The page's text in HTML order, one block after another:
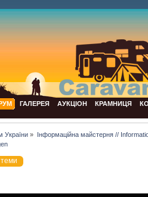
ГАЛЕРЕЯ АУКЦІОН КРАМНИЦЯ
України » Інформаційна майстерня //
теми